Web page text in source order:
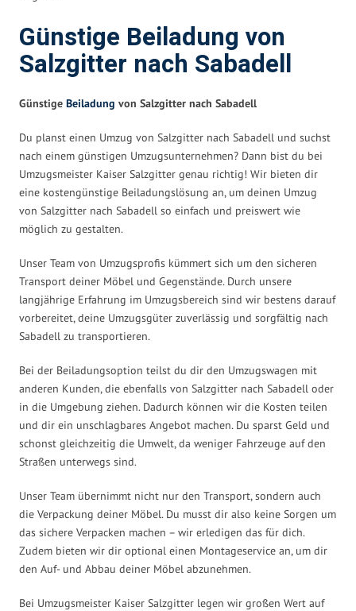
Günstige Beiladung von
Salzgitter nach Sabadell
Günstige Beiladung von Salzgitter nach Sabadell
Du planst einen Umzug von Salzgitter nach Sabadell und suchst
nach einem günstigen Umzugsunternehmen? Dann bist du bei
Umzugsmeister Kaiser Salzgitter genau richtig! Wir bieten dir
eine kostengünstige Beiladungslösung an, um deinen Umzug
von Salzgitter nach Sabadell so einfach und preiswert wie
möglich zu gestalten.
Unser Team von Umzugsprofis kümmert sich um den sicheren
Transport deiner Möbel und Gegenstände. Durch unsere
langjährige Erfahrung im Umzugsbereich sind wir bestens darauf
vorbereitet, deine Umzugsgüter zuverlässig und sorgfältig nach
Sabadell zu transportieren.
Bei der Beiladungsoption teilst du dir den Umzugswagen mit
anderen Kunden, die ebenfalls von Salzgitter nach Sabadell oder
in die Umgebung ziehen. Dadurch können wir die Kosten teilen
und dir ein unschlagbares Angebot machen. Du sparst Geld und
schonst gleichzeitig die Umwelt, da weniger Fahrzeuge auf den
Straßen unterwegs sind.
Unser Team übernimmt nicht nur den Transport, sondern auch
die Verpackung deiner Möbel. Du musst dir also keine Sorgen um
das sichere Verpacken machen – wir erledigen das für dich.
Zudem bieten wir dir optional einen Montageservice an, um dir
den Auf- und Abbau deiner Möbel abzunehmen.
Bei Umzugsmeister Kaiser Salzgitter legen wir großen Wert auf